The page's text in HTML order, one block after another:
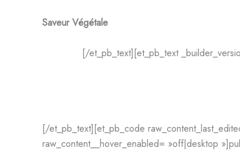
Saveur Végétale
[/et_pb_text][et_pb_text
[/et_pb_text][et_pb_code
raw_content__hover_enabled= »off|desktop »]